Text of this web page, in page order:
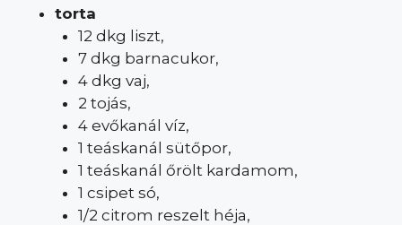
torta
12 dkg liszt,
7 dkg barnacukor,
4 dkg vaj,
2 tojás,
4 evőkanál víz,
1 teáskanál sütőpor,
1 teáskanál őrölt kardamom,
1 csipet só,
1/2 citrom reszelt héja,